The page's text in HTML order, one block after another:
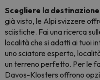
Scegliere la
già visto, le Alpi svizzere
sciistiche. Fai una ricerca
località che si adatti ai tuoi
uno sciatore esperto,
un terreno perfetto. Per le
Davos-Klosters offrono